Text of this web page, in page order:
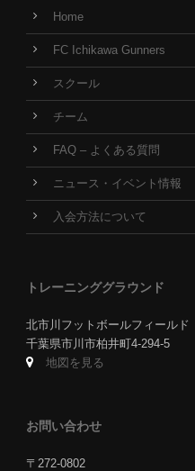
Home
FC Ichikawa Gunners
スクール
チーム
FAQ – よくある質問
ニュース・イベント情報
入会方法について
トレーニンググラウンド
北市川フットボールフィールド
千葉県市川市柏井町4-294-5
地図を見る
お問い合わせ
〒272-0802